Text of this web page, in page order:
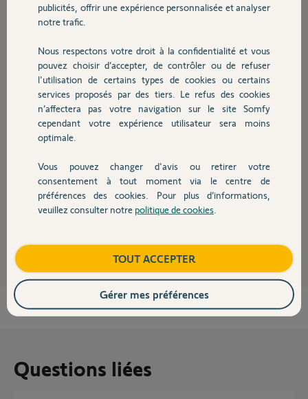
Domotique
Chauffage
Autres produits
Devis avec un pro
Contact
Jean Pierre D.
il y a presque 8 ans
Participer au fil de discussion
Réponses
devrait fonctionner et si vous voulez une sirène supplémentaire prenez
la sirène intérieure io réf 1811561 et/ou extérieure réf 1875068,
cohérentes avec votre configuration.
Questions liées
publicités, offrir une expérience personnalisée et analyser
notre trafic.
Nous respectons votre droit à la confidentialité et vous
pouvez choisir d’accepter, de contrôler ou de refuser
l'utilisation de certains types de cookies ou certains
services proposés par des tiers. Le refus des cookies
n’affectera pas votre navigation sur le site Somfy
cependant votre expérience utilisateur sera moins
optimale.
Vous pouvez changer d'avis ou retirer votre
consentement à tout moment via le centre de
préférences des cookies. Pour plus d’informations,
veuillez consulter notre politique de cookies
TOUT ACCEPTER
Gérer mes préférences